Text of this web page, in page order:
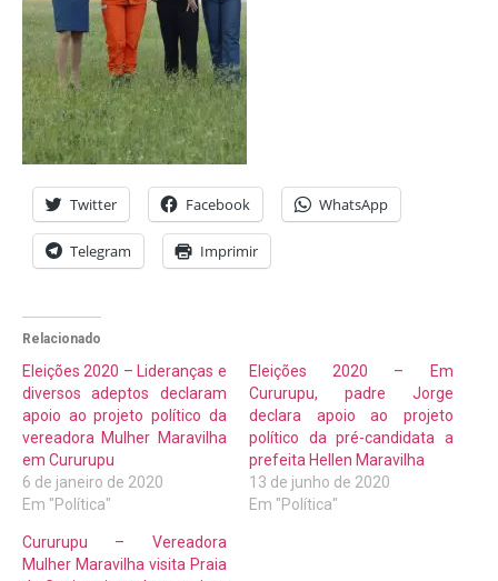
Twitter Facebook WhatsApp
Telegram Imprimir
Relacionado
Eleições 2020 – Lideranças e
diversos adeptos declaram
apoio ao projeto político da
vereadora Mulher Maravilha
em Cururupu
6 de janeiro de 2020
Em "Política"
Eleições 2020 – Em
Cururupu, padre Jorge
declara apoio ao projeto
político da pré-candidata a
prefeita Hellen Maravilha
13 de junho de 2020
Em "Política"
Cururupu – Vereadora
Mulher Maravilha visita Praia